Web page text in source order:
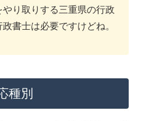
り取りする三重県の行政
書士は必要ですけどね。
種別